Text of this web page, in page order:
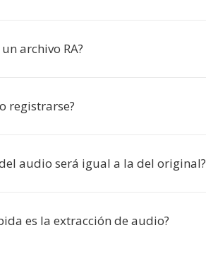
archivo RA?
registrarse?
audio será igual a la del original?
es la extracción de audio?